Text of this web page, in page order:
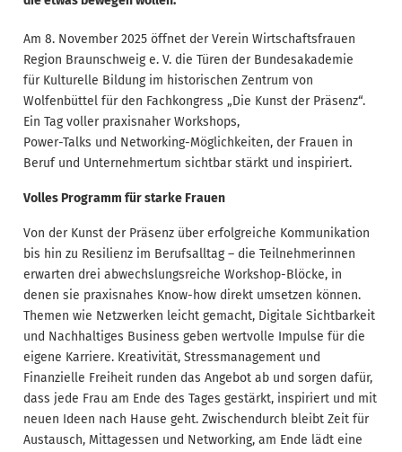
Am 8. November 2025 öffnet der Verein Wirtschaftsfrauen
Region Braunschweig e. V. die Türen der Bundesakademie
für Kulturelle Bildung im historischen Zentrum von
Wolfenbüttel für den Fachkongress „Die Kunst der Präsenz“.
Ein Tag voller praxisnaher Workshops,
Power-Talks und Networking-Möglichkeiten, der Frauen in
Beruf und Unternehmertum sichtbar stärkt und inspiriert.
Volles Programm für starke Frauen
Von der Kunst der Präsenz über erfolgreiche Kommunikation
bis hin zu Resilienz im Berufsalltag – die Teilnehmerinnen
erwarten drei abwechslungsreiche Workshop-Blöcke, in
denen sie praxisnahes Know-how direkt umsetzen können.
Themen wie Netzwerken leicht gemacht, Digitale Sichtbarkeit
und Nachhaltiges Business geben wertvolle Impulse für die
eigene Karriere. Kreativität, Stressmanagement und
Finanzielle Freiheit runden das Angebot ab und sorgen dafür,
dass jede Frau am Ende des Tages gestärkt, inspiriert und mit
neuen Ideen nach Hause geht. Zwischendurch bleibt Zeit für
Austausch, Mittagessen und Networking, am Ende lädt eine